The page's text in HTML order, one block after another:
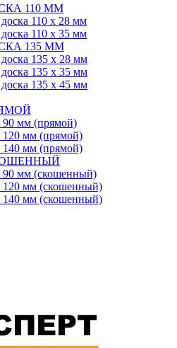
110 ММ
110 х 28 мм
110 х 35 мм
135 ММ
135 х 28 мм
135 х 35 мм
135 х 45 мм
90 мм (прямой)
120 мм (прямой)
140 мм (прямой)
90 мм (скошенный)
120 мм (скошенный)
140 мм (скошенный)